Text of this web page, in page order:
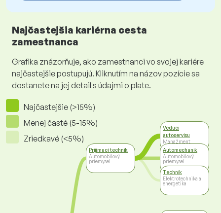
Najčastejšia kariérna cesta
zamestnanca
Grafika znázorňuje, ako zamestnanci vo svojej kariére
najčastejšie postupujú. Kliknutím na názov pozície sa
dostanete na jej detail s údajmi o plate.
Najčastejšie (>15%)
Menej časté (5-15%)
Zriedkavé (<5%)
Prijímací technik
Automobilový
priemysel
Vedúci
autoservisu
Manažment
Automechanik
Automobilový
priemysel
Technik
Elektrotechnika a
energetika